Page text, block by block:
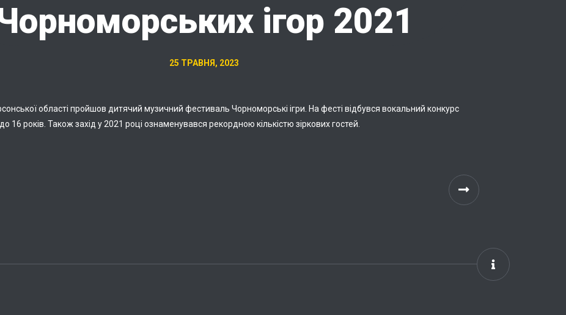
ігор 2021
25 ТРАВНЯ, 2023
області пройшов дитячий музичний фестиваль Чорноморські ігри. На фесті відбувся вокальний конкурс
16 років. Також захід у 2021 році ознаменувався рекордною кількістю зіркових гостей.